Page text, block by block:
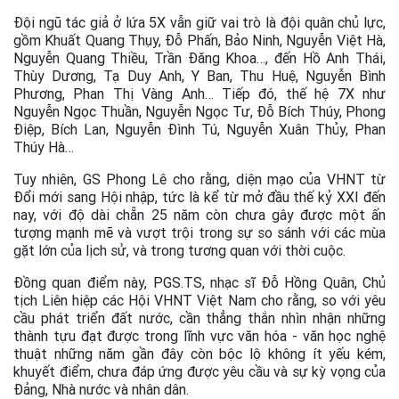
Đội ngũ tác giả ở lứa 5X vẫn giữ vai trò là đội quân chủ lực,
gồm Khuất Quang Thụy, Đỗ Phấn, Bảo Ninh, Nguyễn Việt Hà,
Nguyễn Quang Thiều, Trần Đăng Khoa…, đến Hồ Anh Thái,
Thùy Dương, Tạ Duy Anh, Y Ban, Thu Huệ, Nguyễn Bình
Phương, Phan Thị Vàng Anh… Tiếp đó, thế hệ 7X như
Nguyễn Ngọc Thuần, Nguyễn Ngọc Tư, Đỗ Bích Thúy, Phong
Điệp, Bích Lan, Nguyễn Đình Tú, Nguyễn Xuân Thủy, Phan
Thúy Hà…
Tuy nhiên, GS Phong Lê cho rằng, diện mạo của VHNT từ
Đổi mới sang Hội nhập, tức là kể từ mở đầu thế kỷ XXI đến
nay, với độ dài chẵn 25 năm còn chưa gây được một ấn
tượng mạnh mẽ và vượt trội trong sự so sánh với các mùa
gặt lớn của lịch sử, và trong tương quan với thời cuộc.
Đồng quan điểm này, PGS.TS, nhạc sĩ Đỗ Hồng Quân, Chủ
tịch Liên hiệp các Hội VHNT Việt Nam cho rằng, so với yêu
cầu phát triển đất nước, cần thẳng thắn nhìn nhận những
thành tựu đạt được trong lĩnh vực văn hóa - văn học nghệ
thuật những năm gần đây còn bộc lộ không ít yếu kém,
khuyết điểm, chưa đáp ứng được yêu cầu và sự kỳ vọng của
Đảng, Nhà nước và nhân dân.